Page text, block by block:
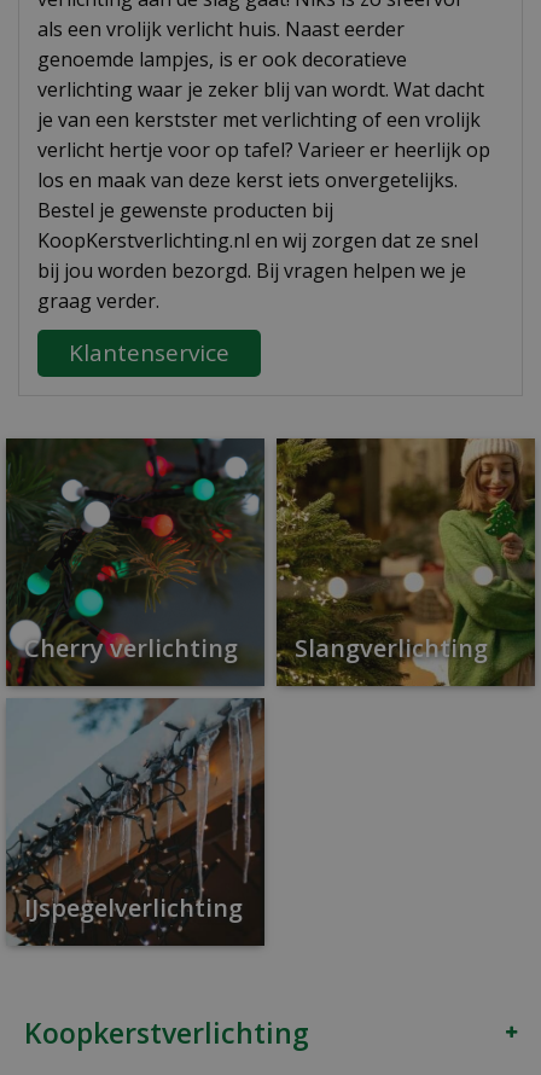
als een vrolijk verlicht huis. Naast eerder
genoemde lampjes, is er ook decoratieve
verlichting waar je zeker blij van wordt. Wat dacht
je van een kerstster met verlichting of een vrolijk
verlicht hertje voor op tafel? Varieer er heerlijk op
los en maak van deze kerst iets onvergetelijks.
Bestel je gewenste producten bij
KoopKerstverlichting.nl en wij zorgen dat ze snel
bij jou worden bezorgd. Bij vragen helpen we je
graag verder.
Klantenservice
Cherry verlichting Slangverlichting
IJspegelverlichting
Koopkerstverlichting